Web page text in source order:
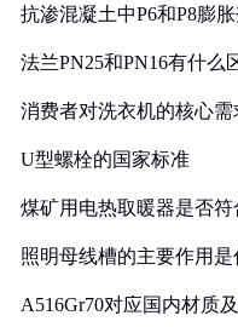
抗渗混凝土中P6和P8膨
法兰PN25和PN16有什么
消费者对洗衣机的核心
U型螺栓的国家标准
煤矿用电热取暖器是否
照明母线槽的主要作用是
A516Gr70对应国内材质